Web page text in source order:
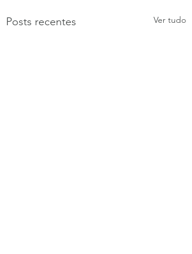
Posts recentes Ver tudo